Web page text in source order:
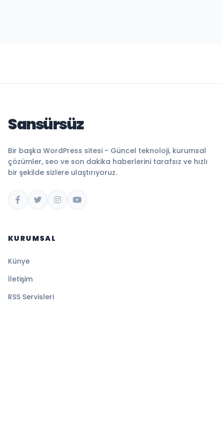
Sansürsüz
Bir başka WordPress sitesi - Güncel teknoloji, kurumsal
çözümler, seo ve son dakika haberlerini tarafsız ve hızlı
bir şekilde sizlere ulaştırıyoruz.
KURUMSAL
Künye
İletişim
RSS Servisleri